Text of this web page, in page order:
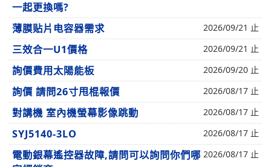
一起更換嗎?
薄膜贴片电容器需求 2026/09/21 止
三效合一U1價格 2026/09/21 止
詢價費用太陽能板 2026/09/20 止
詢價 請問26寸甩棍報價 2026/08/17 止
對講機 室內機螢幕影像跳動 2026/08/17 止
SYJ5140-3LO 2026/08/17 止
電動銀幕遙控器故障,請問可以詢問你們哪 2026/08/17 止